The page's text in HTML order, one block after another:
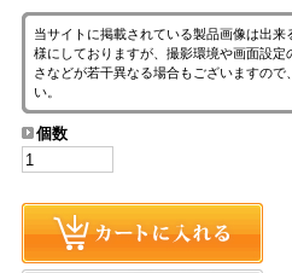
当サイトに掲載されている製品画像は出来
様にしておりますが、撮影環境や画面設定
さなどが若干異なる場合もございますので
い。
個数